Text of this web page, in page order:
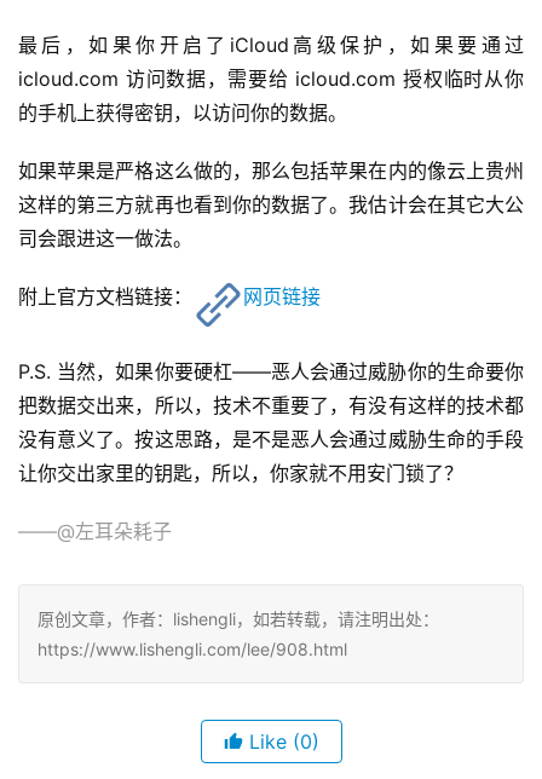
最后，如果你开启了iCloud高级保护，如果要通过
icloud.com 访问数据，需要给 icloud.com 授权临时从你
的手机上获得密钥，以访问你的数据。
如果苹果是严格这么做的，那么包括苹果在内的像云上贵州
这样的第三方就再也看到你的数据了。我估计会在其它大公
司会跟进这一做法。
附上官方文档链接： 网页链接
P.S. 当然，如果你要硬杠——恶人会通过威胁你的生命要你
把数据交出来，所以，技术不重要了，有没有这样的技术都
没有意义了。按这思路，是不是恶人会通过威胁生命的手段
让你交出家里的钥匙，所以，你家就不用安门锁了？
——@左耳朵耗子
原创文章，作者：lishengli，如若转载，请注明出处：
https://www.lishengli.com/lee/908.html
Like (0)